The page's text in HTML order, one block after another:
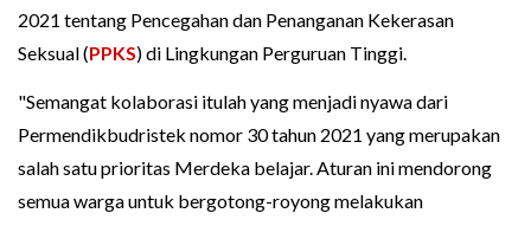
2021 tentang Pencegahan dan Penanganan Kekerasan
Seksual (PPKS) di Lingkungan Perguruan Tinggi.
"Semangat kolaborasi itulah yang menjadi nyawa dari
Permendikbudristek nomor 30 tahun 2021 yang merupakan
salah satu prioritas Merdeka belajar. Aturan ini mendorong
semua warga untuk bergotong-royong melakukan